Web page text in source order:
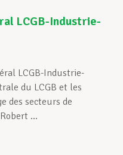
LCGB-Industrie-
LCGB-Industrie-
du LCGB et les
des secteurs de
...